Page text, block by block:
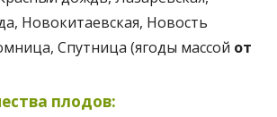
Новокитаевская, Новость
Спутница (ягоды массой от
плодов: